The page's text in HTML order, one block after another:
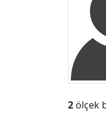
2 ölçek